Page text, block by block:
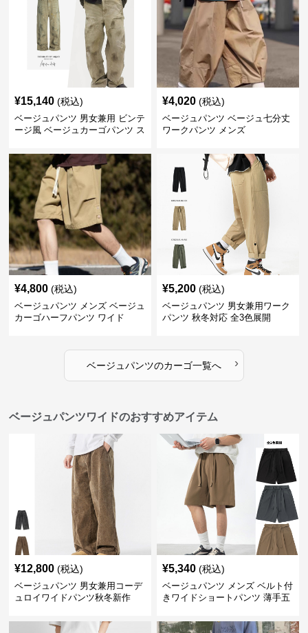
¥15,140 (税込)
ベージュパンツ 男女兼用 ビンテ
ージ風 ベージュカーゴパンツ ス
¥4,020 (税込)
ベージュパンツ ベージュ七分丈
ワークパンツ メンズ
¥4,800 (税込)
ベージュパンツ メンズ ベージュ
カーゴハーフパンツ ワイド
¥5,200 (税込)
ベージュパンツ 男女兼用ワーク
パンツ 秋冬対応 全3色展開
ベージュパンツのカーゴ一覧へ ›
ベージュパンツワイドのおすすめアイテム
¥12,800 (税込)
ベージュパンツ 男女兼用コーデ
ュロイワイドパンツ秋冬新作
¥5,340 (税込)
ベージュパンツ メンズ ベルト付
きワイドショートパンツ 薄手五